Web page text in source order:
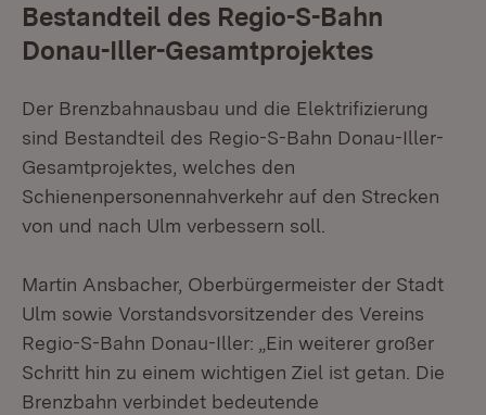
Bestandteil des Regio-S-Bahn
Donau-Iller-Gesamtprojektes
Der Brenzbahnausbau und die Elektrifizierung
sind Bestandteil des Regio-S-Bahn Donau-Iller-
Gesamtprojektes, welches den
Schienenpersonennahverkehr auf den Strecken
von und nach Ulm verbessern soll.
Martin Ansbacher, Oberbürgermeister der Stadt
Ulm sowie Vorstandsvorsitzender des Vereins
Regio-S-Bahn Donau-Iller: „Ein weiterer großer
Schritt hin zu einem wichtigen Ziel ist getan. Die
Brenzbahn verbindet bedeutende